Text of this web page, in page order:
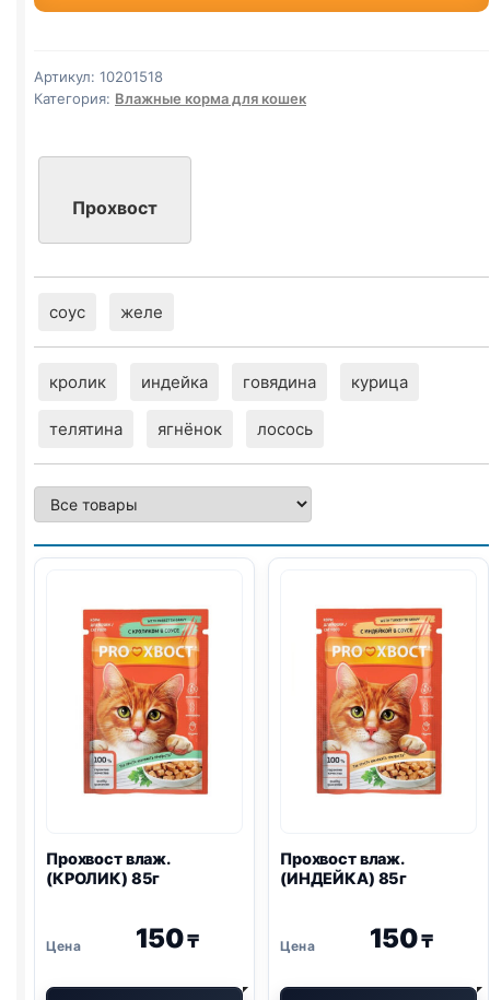
(МИКС)
Артикул: 10201518
Категория: Влажные корма для кошек
Прохвост
соус желе
кролик индейка говядина курица
телятина ягнёнок лосось
Прохвост влаж.
(КРОЛИК) 85г
150₸
Прохвост влаж.
(ИНДЕЙКА) 85г
150₸